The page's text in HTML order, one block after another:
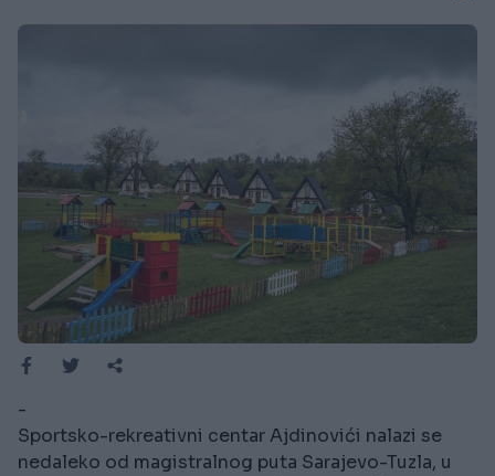
-
Sportsko-rekreativni centar Ajdinovići nalazi se
nedaleko od magistralnog puta Sarajevo-Tuzla, u